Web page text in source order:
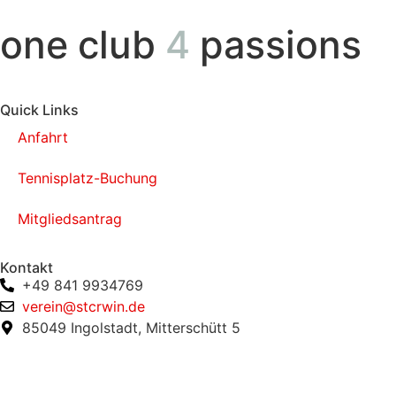
one club 4 passions
Quick Links
Anfahrt
Tennisplatz-Buchung
Mitgliedsantrag
Kontakt
+49 841 9934769
verein@stcrwin.de
85049 Ingolstadt, Mitterschütt 5